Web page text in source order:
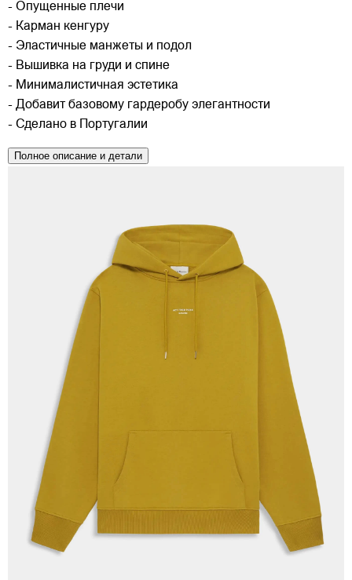
- Опущенные плечи
- Карман кенгуру
- Эластичные манжеты и подол
- Вышивка на груди и спине
- Минималистичная эстетика
- Добавит базовому гардеробу элегантности
- Сделано в Португалии
Полное описание и детали